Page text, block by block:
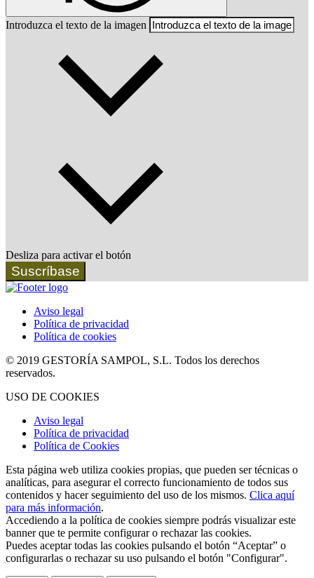
Introduzca el texto de la imagen
Desliza para activar el botón
Suscríbase
Aviso legal
Política de privacidad
Política de cookies
© 2019 GESTORÍA SAMPOL, S.L. Todos los derechos
reservados.
USO DE COOKIES
Aviso legal
Política de privacidad
Política de Cookies
Esta página web utiliza cookies propias, que pueden ser técnicas o
analíticas, para asegurar el correcto funcionamiento de todos sus
contenidos y hacer seguimiento del uso de los mismos. Clica aquí
para más información.
Accediendo a la política de cookies siempre podrás visualizar este
banner que te permite configurar o rechazar las cookies.
Puedes aceptar todas las cookies pulsando el botón “Aceptar” o
configurarlas o rechazar su uso pulsando el botón "Configurar".